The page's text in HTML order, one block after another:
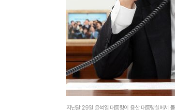
지난달 29일 윤석열 대통령이 용산 대통령실에서